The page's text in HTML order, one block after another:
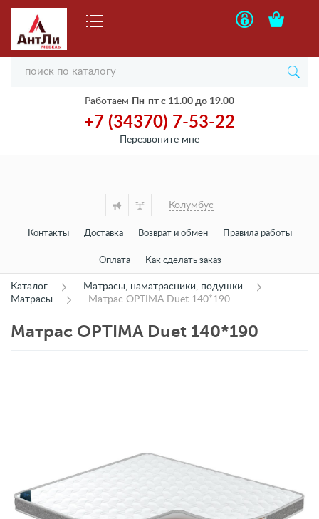
Работаем Пн-пт с 11.00 до 19.00
+7 (34370) 7-53-22
Перезвоните мне
Колумбус
Контакты Доставка Возврат и обмен Правила работы
Оплата Как сделать заказ
Каталог
Матрасы, наматрасники, подушки
Матрасы
Матрас OPTIMA Duet 140*190
Матрас OPTIMA Duet 140*190